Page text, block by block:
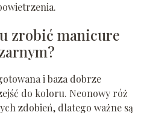
zrobić manicure
i baza dobrze
do koloru. Neonowy róż
zdobień, dlatego ważne są